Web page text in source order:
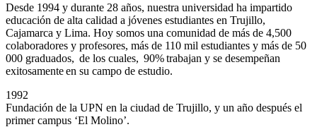
Desde 1994 y durante 28 años, nuestra universidad ha impartido
educación de alta calidad a jóvenes estudiantes en Trujillo,
Cajamarca y Lima. Hoy somos una comunidad de más de 4,500
colaboradores y profesores, más de 110 mil estudiantes y más de 50
000 graduados, de los cuales, 90% trabajan y se desempeñan
exitosamente en su campo de estudio.
1992
Fundación de la UPN en la ciudad de Trujillo, y un año después el
primer campus ‘El Molino’.